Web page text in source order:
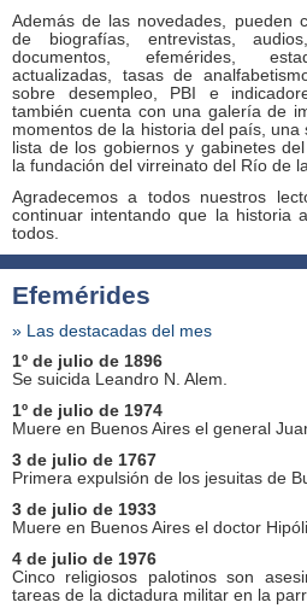
Además de las novedades, pueden
de biografías, entrevistas,
documentos, efemérides,
actualizadas, tasas de
sobre desempleo, PBI e
también cuenta con una galería de
momentos de la historia del país,
lista de los gobiernos y gabinetes
la fundación del virreinato del Río de
Agradecemos a todos nuestros
continuar intentando que la historia
todos.
Efemérides
» Las destacadas del mes
1º de julio de 1896
Se suicida Leandro N. Alem.
1º de julio de 1974
Muere en Buenos Aires el general
3 de julio de 1767
Primera expulsión de los jesuitas de
3 de julio de 1933
Muere en Buenos Aires el doctor
4 de julio de 1976
Cinco religiosos palotinos son
tareas de la dictadura militar en la